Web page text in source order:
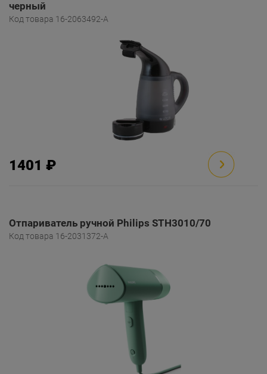
черный
Код товара 16-2063492-A
1401 ₽
Отпариватель ручной Philips STH3010/70
Код товара 16-2031372-A